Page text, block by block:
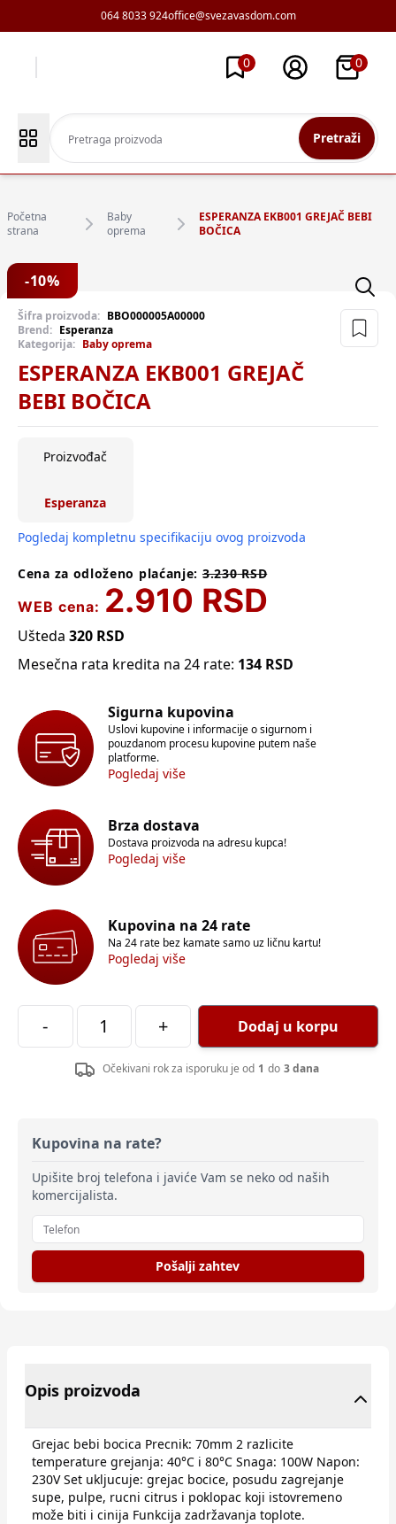
064 8033 924office@svezavasdom.com
0 0
Pretraži
Početna
strana
Baby
oprema
ESPERANZA EKB001 GREJAČ BEBI
BOČICA
-10%
Šifra proizvoda: BBO000005A00000
Brend: Esperanza
Kategorija: Baby oprema
ESPERANZA EKB001 GREJAČ
BEBI BOČICA
Proizvođač
Esperanza
Pogledaj kompletnu specifikaciju ovog proizvoda
Cena za odloženo plaćanje: 3.230RSD
WEB cena: 2.910 RSD
Ušteda 320 RSD
Mesečna rata kredita na 24 rate: 134 RSD
Sigurna kupovina
Uslovi kupovine i informacije o sigurnom i
pouzdanom procesu kupovine putem naše
platforme.
Pogledaj više
Brza dostava
Dostava proizvoda na adresu kupca!
Pogledaj više
Kupovina na 24 rate
Na 24 rate bez kamate samo uz ličnu kartu!
Pogledaj više
- + Dodaj u korpu
Očekivani rok za isporuku je od 1 do 3 dana
Kupovina na rate?
Upišite broj telefona i javiće Vam se neko od naših
komercijalista.
Pošalji zahtev
Opis proizvoda
Grejac bebi bocica Precnik: 70mm 2 razlicite
temperature grejanja: 40°C i 80°C Snaga: 100W Napon:
230V Set ukljucuje: grejac bocice, posudu zagrejanje
supe, pulpe, rucni citrus i poklopac koji istovremeno
može biti i cinija Funkcija zadržavanja toplote.